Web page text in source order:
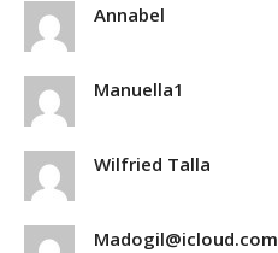
Annabel
Manuella1
Wilfried Talla
Madogil@icloud.com